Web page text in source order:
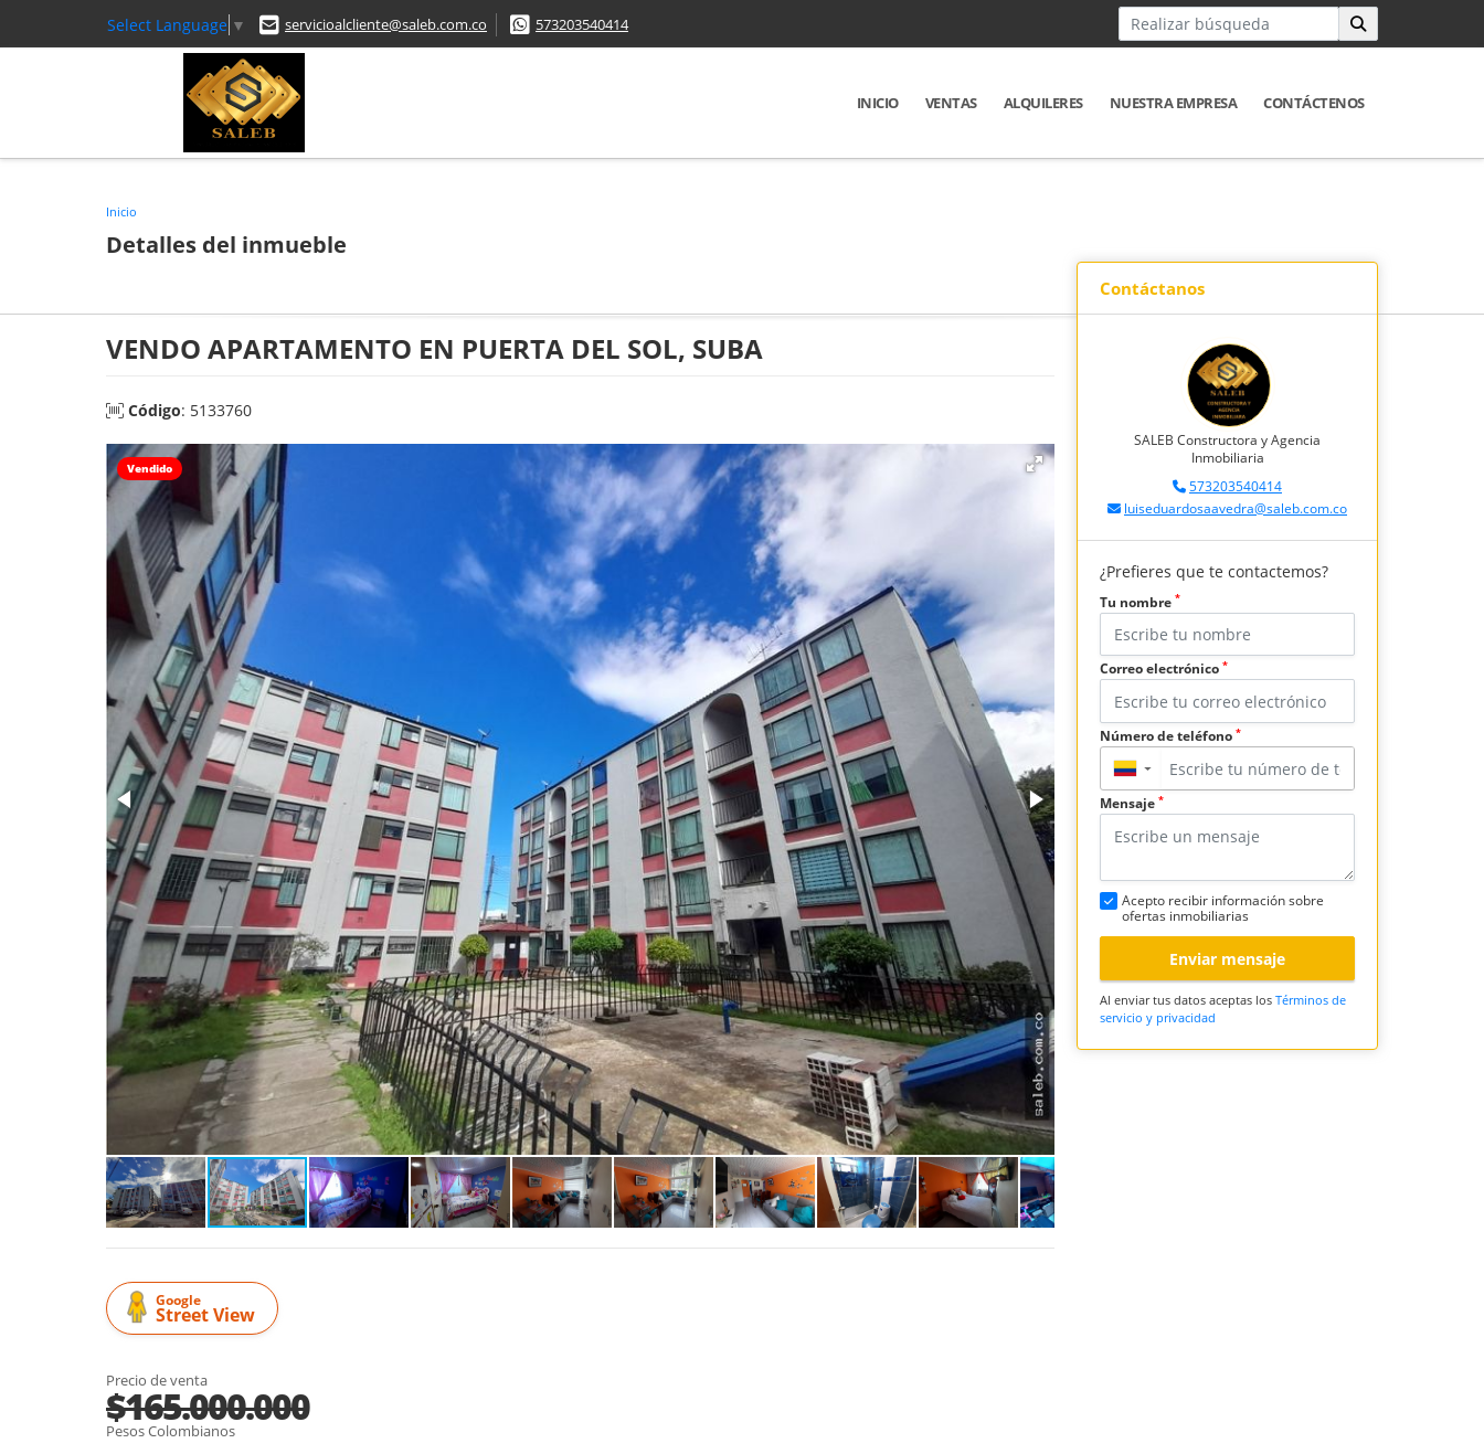
Select Language ▼ servicioalcliente@saleb.com.co 573203540414
INICIO VENTAS ALQUILERES NUESTRA EMPRESA CONTÁCTENOS
Inicio
Detalles del inmueble
VENDO APARTAMENTO EN PUERTA DEL SOL, SUBA
Código: 5133760
Vendido
Google
Street View
Precio de venta
$165.000.000
Pesos Colombianos
Contáctanos
SALEB Constructora y Agencia
Inmobiliaria
573203540414
luiseduardosaavedra@saleb.com.co
¿Prefieres que te contactemos?
Tu nombre *
Correo electrónico *
Número de teléfono *
▼
Mensaje *
Acepto recibir información sobre
ofertas inmobiliarias
Enviar mensaje
Al enviar tus datos aceptas los Términos de
servicio y privacidad